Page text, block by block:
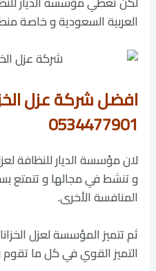
العربية السعودية و خاصة
افضل شركة عزل
0534477901
لان مؤسسة الديار للنظافة
و تنشط في مجالها و تتمتع
المنافسة الأخرى.
ثم تتميز المؤسسة لعزل
التميز القوي في كل ما تقوم